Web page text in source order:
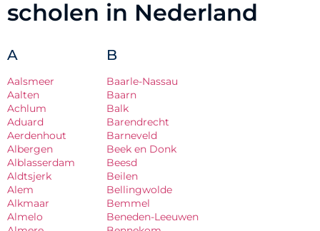
scholen in Nederland
A
Aalsmeer
Aalten
Achlum
Aduard
Aerdenhout
Albergen
Alblasserdam
Aldtsjerk
Alem
Alkmaar
Almelo
B
Baarle-Nassau
Baarn
Balk
Barendrecht
Barneveld
Beek en Donk
Beesd
Beilen
Bellingwolde
Bemmel
Beneden-Leeuwen